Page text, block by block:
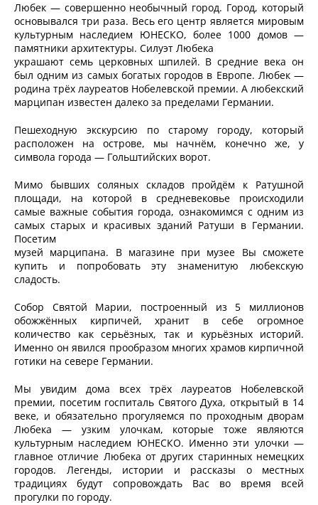
Любек — совершенно необычный город. Город, который
основывался три раза. Весь его центр является мировым
культурным наследием ЮНЕСКО, более 1000 домов —
памятники архитектуры. Силуэт Любека
украшают семь церковных шпилей. В средние века он
был одним из самых богатых городов в Европе. Любек —
родина трёх лауреатов Нобелевской премии. А любекский
марципан известен далеко за пределами Германии.
Пешеходную экскурсию по старому городу, который
расположен на острове, мы начнём, конечно же, у
символа города — Гольштийских ворот.
Мимо бывших соляных складов пройдём к Ратушной
площади, на которой в средневековье происходили
самые важные события города, ознакомимся с одним из
самых старых и красивых зданий Ратуши в Германии.
Посетим
музей марципана. В магазине при музее Вы сможете
купить и попробовать эту знаменитую любекскую
сладость.
Собор Святой Марии, построенный из 5 миллионов
обожжённых кирпичей, хранит в себе огромное
количество как серьёзных, так и курьёзных историй.
Именно он явился прообразом многих храмов кирпичной
готики на севере Германии.
Мы увидим дома всех трёх лауреатов Нобелевской
премии, посетим госпиталь Святого Духа, открытый в 14
веке, и обязательно прогуляемся по проходным дворам
Любека — узким улочкам, которые тоже являются
культурным наследием ЮНЕСКО. Именно эти улочки —
главное отличие Любека от других старинных немецких
городов. Легенды, истории и рассказы о местных
традициях будут сопровождать Вас во время всей
прогулки по городу.